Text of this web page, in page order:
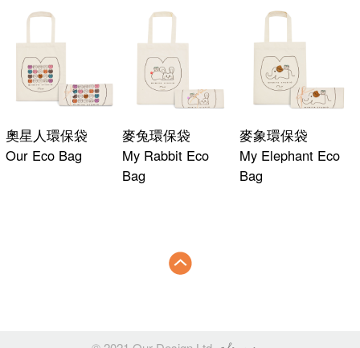
奧星人環保袋
Our Eco Bag
麥兔環保袋
My Rabbit Eco
Bag
麥象環保袋
My Elephant Eco
Bag